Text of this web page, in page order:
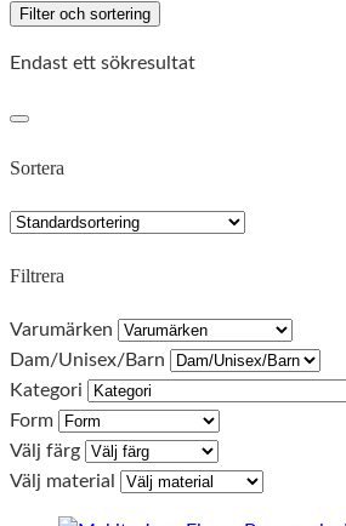
Filter och sortering
Endast ett sökresultat
Sortera
Filtrera
Varumärken
Dam/Unisex/Barn
Kategori
Form
Välj färg
Välj material